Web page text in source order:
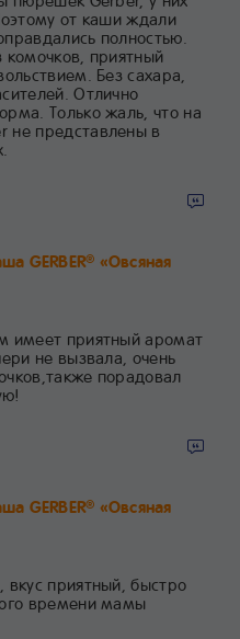
от каши ждали
полностью.
комочков, приятный
Без сахара,
Отлично
Только жаль, что на
не представлены в
GERBER® «Овсяная
имеет приятный аромат
не вызвала, очень
порадовал
GERBER® «Овсяная
вкус приятный, быстро
времени мамы